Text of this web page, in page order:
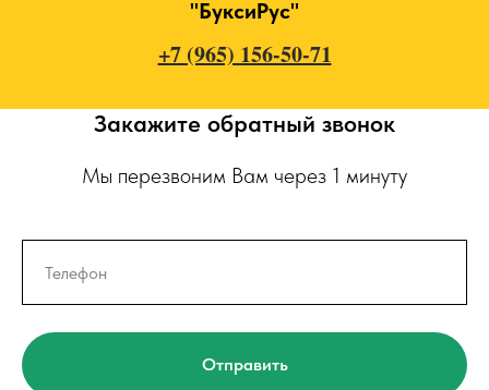
"БуксиРус"
+7 (965) 156-50-71
Закажите обратный звонок
Мы перезвоним Вам через 1 минуту
Отправить